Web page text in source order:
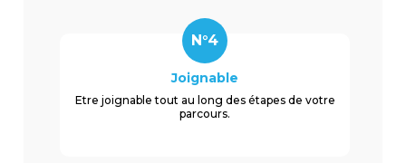
N°4
Joignable
Etre joignable tout au long des étapes de votre
parcours.